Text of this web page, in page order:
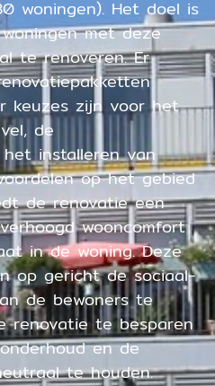
woningen). Het doel is
met deze
te renoveren. Er
keuzes zijn voor het
de
installeren van
op het gebied
de renovatie een
wooncomfort
in de woning. Deze
op gericht de sociaal-
de bewoners te
renovatie te besparen
en de
te houden.